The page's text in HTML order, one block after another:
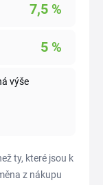
7,5 %
5 %
výše
ty, které jsou k
z nákupu